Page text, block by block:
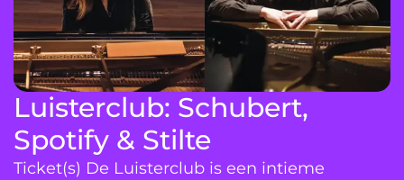
Luisterclub: Schubert,
Spotify & Stilte
Ticket(s) De Luisterclub is een intieme